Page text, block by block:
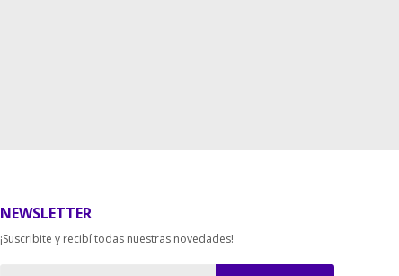
NEWSLETTER
¡Suscribite y recibí todas nuestras novedades!